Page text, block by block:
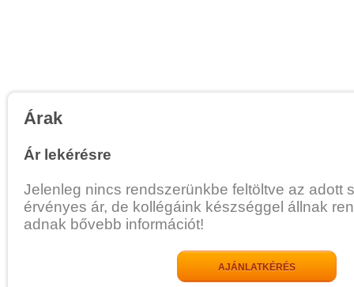
Árak
Ár lekérésre
Jelenleg nincs rendszerünkbe feltöltve az adott
érvényes ár, de kollégáink készséggel állnak
adnak bővebb információt!
AJÁNLATKÉRÉS